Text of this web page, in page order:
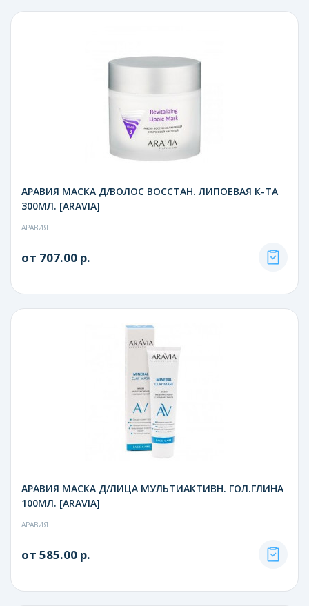
АРАВИЯ МАСКА Д/ВОЛОС ВОССТАН. ЛИПОЕВАЯ К-ТА
300МЛ. [ARAVIA]
АРАВИЯ
от 707.00 р.
АРАВИЯ МАСКА Д/ЛИЦА МУЛЬТИАКТИВН. ГОЛ.ГЛИНА
100МЛ. [ARAVIA]
АРАВИЯ
от 585.00 р.